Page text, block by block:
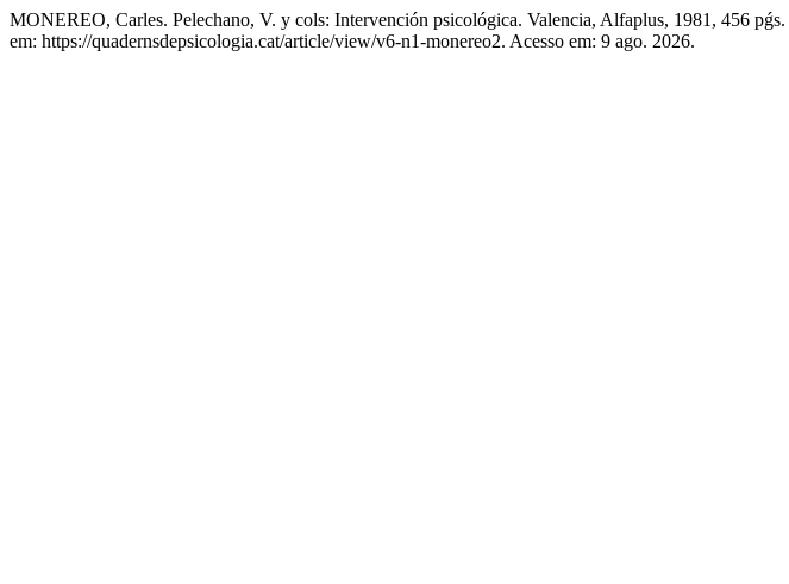
MONEREO, Carles. Pelechano, V. y cols: Intervención psicológica. Valencia, Alfaplus, 1981, 456 pǵs.
em: https://quadernsdepsicologia.cat/article/view/v6-n1-monereo2. Acesso em: 9 ago. 2026.